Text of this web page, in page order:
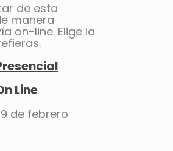
de esta
manera
on-line. Elige la
Line
de febrero